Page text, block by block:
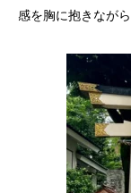
感を胸に抱きなが